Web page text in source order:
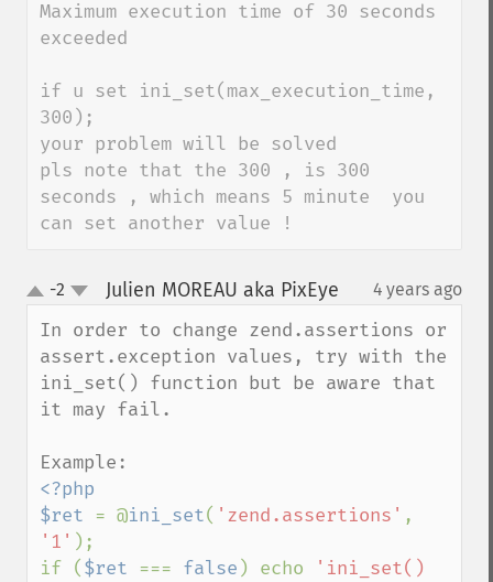
Maximum execution time of 30 seconds
exceeded
if u set ini_set(max_execution_time,
300);
your problem will be solved
pls note that the 300 , is 300
seconds , which means 5 minute  you
can set another value !
up
down
-2 Julien MOREAU aka PixEye 4 years ago
In order to change zend.assertions or
assert.exception values, try with the
ini_set() function but be aware that
it may fail.
<?php
$ret = @ini_set( 'zend.assertions'
'1' );
if ($ret === false ) echo
'ini_set()